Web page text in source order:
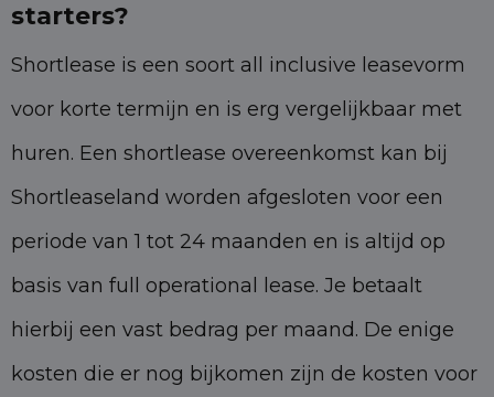
starters?
Shortlease is een soort all inclusive leasevorm
voor korte termijn en is erg vergelijkbaar met
huren. Een shortlease overeenkomst kan bij
Shortleaseland worden afgesloten voor een
periode van 1 tot 24 maanden en is altijd op
basis van full operational lease. Je betaalt
hierbij een vast bedrag per maand. De enige
kosten die er nog bijkomen zijn de kosten voor